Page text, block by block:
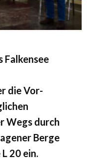
Falkensee
die Vor-
Wegs durch
Berge
20 ein.